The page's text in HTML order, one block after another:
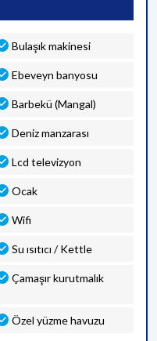
Bulaşık makinesi
Ebeveyn banyosu
Barbekü (Mangal)
Deniz manzarası
Lcd televizyon
Ocak
Wifi
Su ısıtıcı / Kettle
Çamaşır kurutmalık
Özel yüzme havuzu